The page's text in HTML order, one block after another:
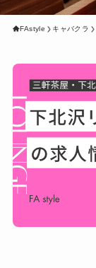
FAstyle キャバクラ